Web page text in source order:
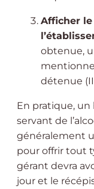
Afficher
obtenue,
détenue
En pratique, un
servant de
généralement
pour offrir tout
gérant devra
jour et le